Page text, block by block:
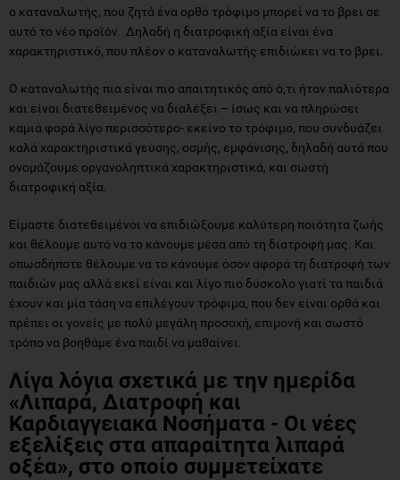
ο καταναλωτής, που ζητά ένα ορθό τρόφιμο μπορεί να το βρει σε
αυτό το νέο προϊόν. Δηλαδή η διατροφική αξία είναι ένα
χαρακτηριστικό, που πλέον ο καταναλωτής επιδιώκει να το βρει.
Ο καταναλωτής πια είναι πιο απαιτητικός από ό,τι ήταν παλιότερα
και είναι διατεθειμένος να διαλέξει – ίσως και να πληρώσει
καμιά φορά λίγο περισσότερο- εκείνο το τρόφιμο, που συνδυάζει
καλά χαρακτηριστικά γεύσης, οσμής, εμφάνισης, δηλαδή αυτά που
ονομάζουμε οργανοληπτικά χαρακτηριστικά, και σωστή
διατροφική αξία.
Είμαστε διατεθειμένοι να επιδιώξουμε καλύτερη ποιότητα ζωής
και θέλουμε αυτό να το κάνουμε μέσα από τη διατροφή μας. Και
οπωσδήποτε θέλουμε να το κάνουμε όσον αφορά τη διατροφή των
παιδιών μας αλλά εκεί είναι και λίγο πιο δύσκολο γιατί τα παιδιά
έχουν και μία τάση να επιλέγουν τρόφιμα, που δεν είναι ορθά και
πρέπει οι γονείς με πολύ μεγάλη προσοχή, επιμονή και σωστό
τρόπο να βοηθάμε ένα παιδί να μαθαίνει.
Λίγα λόγια σχετικά με την ημερίδα
«Λιπαρά, Διατροφή και
Καρδιαγγειακά Νοσήματα - Οι νέες
εξελίξεις στα απαραίτητα λιπαρά
οξέα», στο οποίο συμμετείχατε